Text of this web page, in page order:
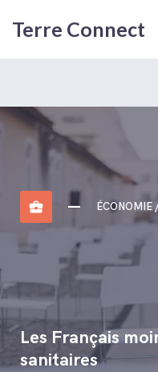
Terre Connect
business_center ÉCONOMIE
Les Français
sanitaires